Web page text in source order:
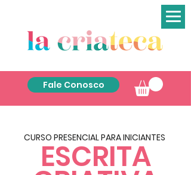
Fale Conosco
CURSO PRESENCIAL PARA INICIANTES
ESCRITA